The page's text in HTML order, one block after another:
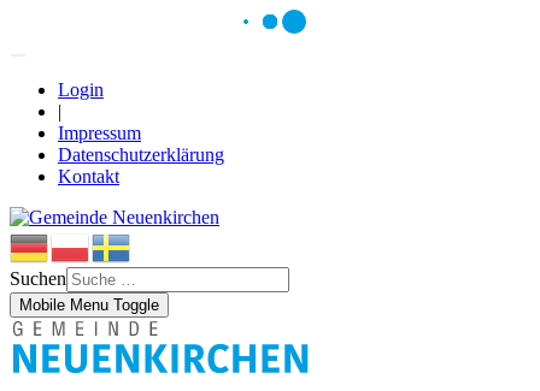
Login
|
Impressum
Datenschutzerklärung
Kontakt
Suchen
Mobile Menu Toggle